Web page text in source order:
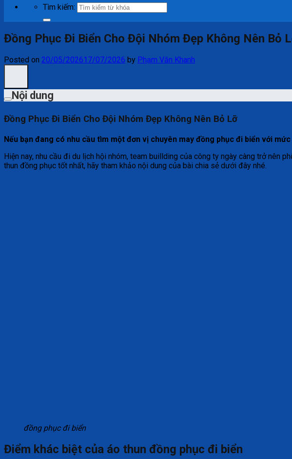
Tìm kiếm:
Đồng Phục Đi Biển Cho Đội Nhóm Đẹp Không Nên Bỏ
Posted on 20/05/202617/07/2026 by Phạm Văn Khanh
Nội dung
Đồng Phục Đi Biển Cho Đội Nhóm Đẹp Không Nên Bỏ Lỡ
Nếu bạn đang có nhu cầu tìm một đơn vị chuyên may đồng phục đi biển với
Hiện nay, nhu cầu đi du lịch hội nhóm, team buillding của công ty ngày càng trở nên
thun đồng phục tốt nhất, hãy tham khảo nội dung của bài chia sẻ dưới đây nhé.
đồng phục đi biển
Điểm khác biệt của áo thun đồng phục đi biển